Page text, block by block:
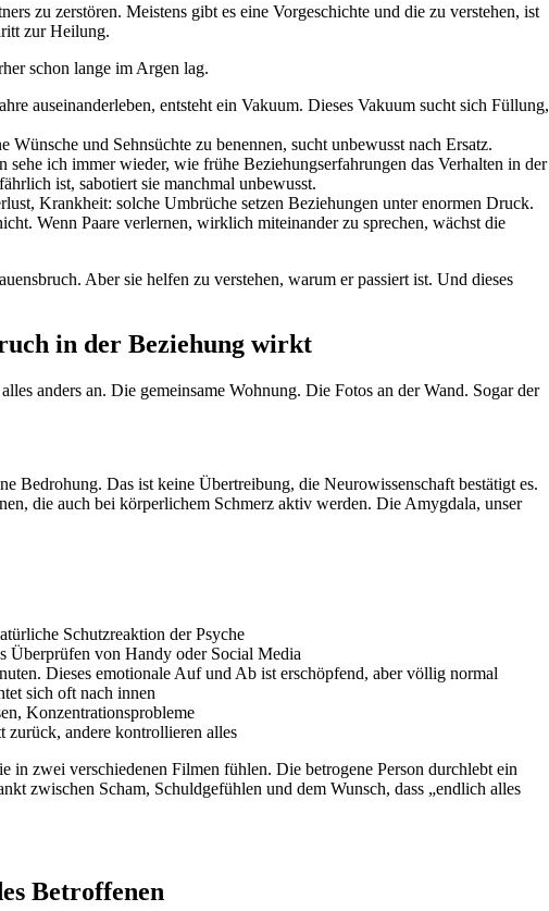
zu zerstören. Meistens gibt es eine Vorgeschichte und die zu verstehen, ist
zur Heilung.
schon lange im Argen lag.
auseinanderleben, entsteht ein Vakuum. Dieses Vakuum sucht sich Füllung,
Wünsche und Sehnsüchte zu benennen, sucht unbewusst nach Ersatz.
sehe ich immer wieder, wie frühe Beziehungserfahrungen das Verhalten in der
ist, sabotiert sie manchmal unbewusst.
Krankheit: solche Umbrüche setzen Beziehungen unter enormen Druck.
Wenn Paare verlernen, wirklich miteinander zu sprechen, wächst die
Aber sie helfen zu verstehen, warum er passiert ist. Und dieses
in der Beziehung wirkt
anders an. Die gemeinsame Wohnung. Die Fotos an der Wand. Sogar der
Bedrohung. Das ist keine Übertreibung, die Neurowissenschaft bestätigt es.
die auch bei körperlichem Schmerz aktiv werden. Die Amygdala, unser
Schutzreaktion der Psyche
Überprüfen von Handy oder Social Media
Dieses emotionale Auf und Ab ist erschöpfend, aber völlig normal
sich oft nach innen
Konzentrationsprobleme
zurück, andere kontrollieren alles
in zwei verschiedenen Filmen fühlen. Die betrogene Person durchlebt ein
zwischen Scham, Schuldgefühlen und dem Wunsch, dass „endlich alles
Betroffenen